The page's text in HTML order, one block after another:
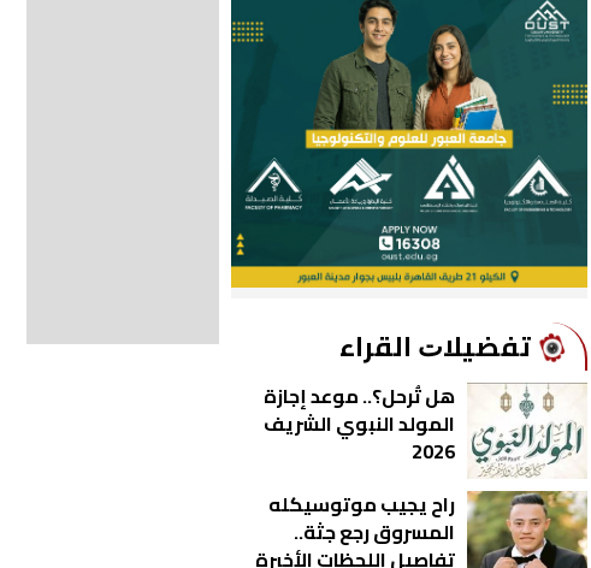
ﺗﻔﻀﻴﻼﺕ اﻟﻘﺮاء
هل تُرحل؟.. موعد إجازة
المولد النبوي الشريف
2026
راح يجيب موتوسيكله
المسروق رجع جثة..
تفاصيل اللحظات الأخيرة